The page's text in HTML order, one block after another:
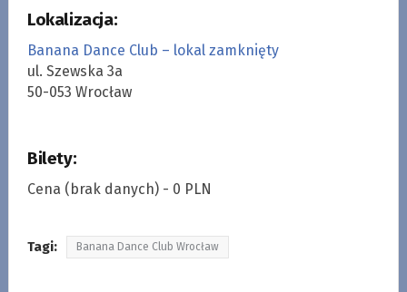
Lokalizacja:
Banana Dance Club – lokal zamknięty
ul. Szewska 3a
50-053 Wrocław
Bilety:
Cena (brak danych) - 0 PLN
Tagi: Banana Dance Club Wrocław